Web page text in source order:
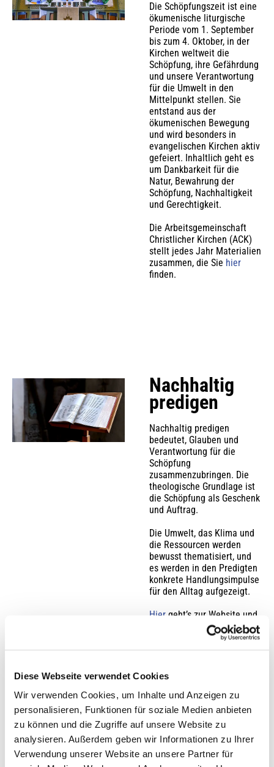
Diese Webseite verwendet Cookies
Wir verwenden Cookies, um Inhalte und Anzeigen zu
personalisieren, Funktionen für soziale Medien anbieten
zu können und die Zugriffe auf unsere Website zu
analysieren. Außerdem geben wir Informationen zu Ihrer
Verwendung unserer Website an unsere Partner für
Die Schöpfungszeit ist eine
ökumenische liturgische
Periode vom 1. September
bis zum 4. Oktober, in der
Kirchen weltweit die
Schöpfung, ihre Gefährdung
und unsere Verantwortung
für die Umwelt in den
Mittelpunkt stellen. Sie
entstand aus der
ökumenischen Bewegung
und wird besonders in
evangelischen Kirchen aktiv
gefeiert. Inhaltlich geht es
um Dankbarkeit für die
Natur, Bewahrung der
Schöpfung, Nachhaltigkeit
und Gerechtigkeit.
Die Arbeitsgemeinschaft
Christlicher Kirchen (ACK)
stellt jedes Jahr Materialien
zusammen, die Sie hier
finden.
Nachhaltig
predigen
Nachhaltig predigen
bedeutet, Glauben und
Verantwortung für die
Schöpfung
zusammenzubringen. Die
theologische Grundlage ist
die Schöpfung als Geschenk
und Auftrag.
Die Umwelt, das Klima und
die Ressourcen werden
bewusst thematisiert, und
es werden in den Predigten
konkrete Handlungsimpulse
für den Alltag aufgezeigt.
Hier geht’s zur Website und
zu den Predigtanregungen.
Theologie in
der